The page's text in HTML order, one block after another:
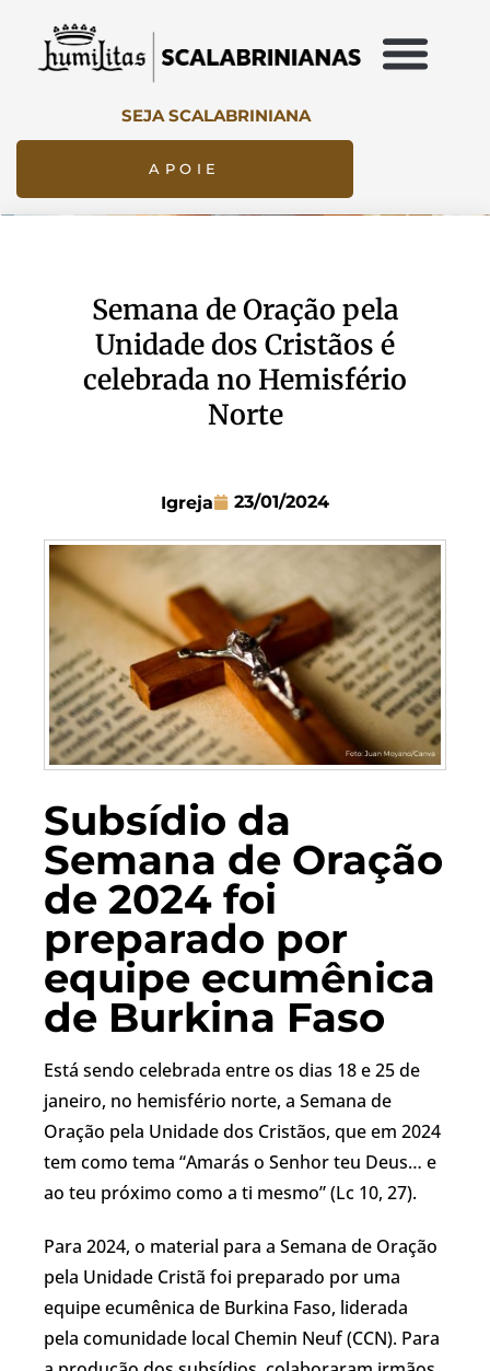
SEJA SCALABRINIANA
APOIE
Semana de Oração pela
Unidade dos Cristãos é
celebrada no Hemisfério
Norte
Igreja 23/01/2024
Subsídio da
Semana de Oração
de 2024 foi
preparado por
equipe ecumênica
de Burkina Faso
Está sendo celebrada entre os dias 18 e 25 de
janeiro, no hemisfério norte, a Semana de
Oração pela Unidade dos Cristãos, que em 2024
tem como tema “Amarás o Senhor teu Deus… e
ao teu próximo como a ti mesmo” (Lc 10, 27).
Para 2024, o material para a Semana de Oração
pela Unidade Cristã foi preparado por uma
equipe ecumênica de Burkina Faso, liderada
pela comunidade local Chemin Neuf (CCN). Para